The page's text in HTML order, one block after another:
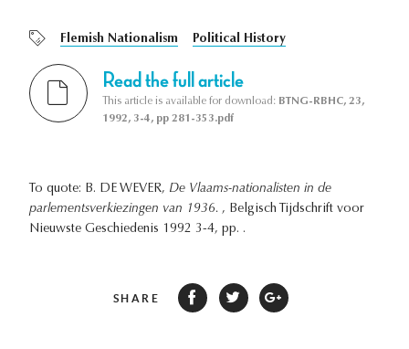
Flemish Nationalism Political History
Read the full article
This article is available for download: BTNG-RBHC, 23,
1992, 3-4, pp 281-353.pdf
To quote: B. DE WEVER, De Vlaams-nationalisten in de
parlementsverkiezingen van 1936. , Belgisch Tijdschrift voor
Nieuwste Geschiedenis 1992 3-4, pp. .
SHARE